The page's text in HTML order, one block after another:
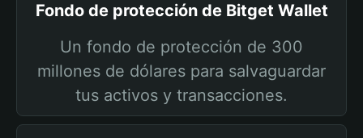
Fondo de protección de Bitget Wallet
Un fondo de protección de 300
millones de dólares para salvaguardar
tus activos y transacciones.